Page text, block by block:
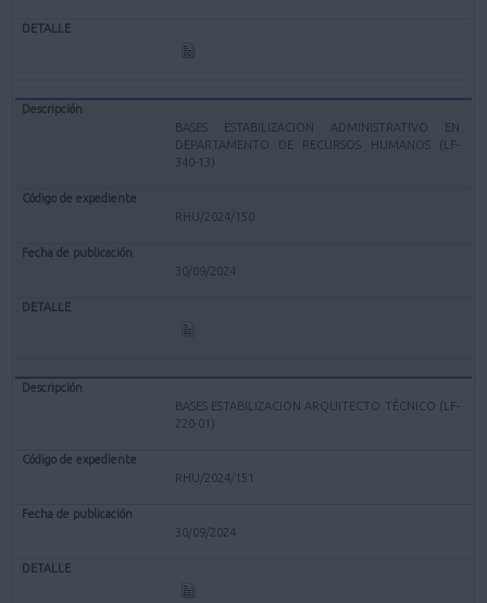
BASES ESTABILIZACION ADMINISTRATIVO EN
DEPARTAMENTO DE RECURSOS HUMANOS (LF-
340-13)
RHU/2024/150
30/09/2024
BASES ESTABILIZACION ARQUITECTO TÉCNICO (LF-
220-01)
RHU/2024/151
30/09/2024